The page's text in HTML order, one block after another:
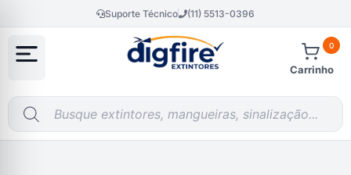
Suporte Técnico (11) 5513-0396
Carrinho
0